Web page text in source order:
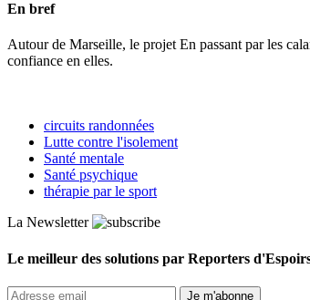
En bref
Autour de Marseille, le projet En passant par les
confiance en elles.
circuits randonnées
Lutte contre l'isolement
Santé mentale
Santé psychique
thérapie par le sport
La Newsletter
Le meilleur des solutions par Reporters